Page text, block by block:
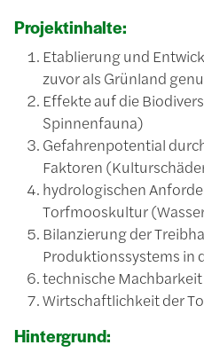
Projektinhalte:
Etablierung und
zuvor als Grünland
Effekte auf die
Spinnenfauna)
Gefahrenpotential
Faktoren
hydrologischen
Torfmooskultur
Bilanzierung der
Produktionssystems in
technische Machbarkeit
Wirtschaftlichkeit der
Hintergrund: